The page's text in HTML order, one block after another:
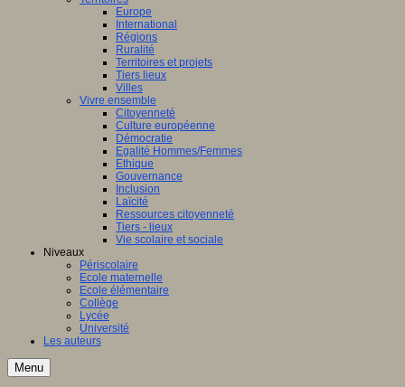
Europe
International
Régions
Ruralité
Territoires et projets
Tiers lieux
Villes
Vivre ensemble
Citoyenneté
Culture européenne
Démocratie
Egalité Hommes/Femmes
Ethique
Gouvernance
Inclusion
Laïcité
Ressources citoyenneté
Tiers - lieux
Vie scolaire et sociale
Niveaux
Périscolaire
Ecole maternelle
Ecole élémentaire
Collège
Lycée
Université
Les auteurs
Menu